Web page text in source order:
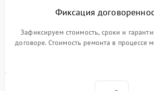
Фиксация
Зафиксируем стоимость, сроки и
договоре. Стоимость ремонта в процессе